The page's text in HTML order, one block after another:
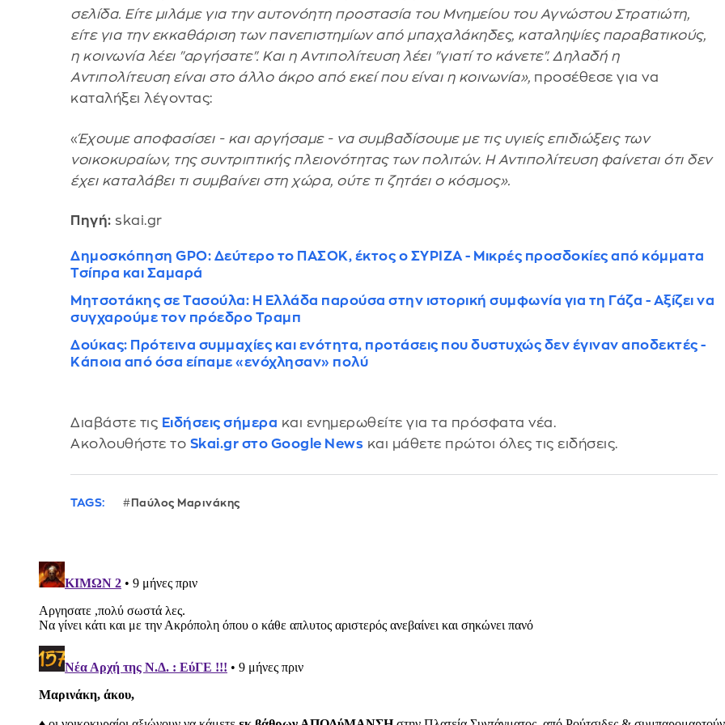
σελίδα. Είτε μιλάμε για την αυτονόητη προστασία του Μνημείου του Αγνώστου Στρατιώτη,
είτε για την εκκαθάριση των πανεπιστημίων από μπαχαλάκηδες, καταληψίες παραβατικούς,
η κοινωνία λέει "αργήσατε". Και η Αντιπολίτευση λέει "γιατί το κάνετε". Δηλαδή η
Αντιπολίτευση είναι στο άλλο άκρο από εκεί που είναι η κοινωνία», προσέθεσε για να
καταλήξει λέγοντας:
«Έχουμε αποφασίσει - και αργήσαμε - να συμβαδίσουμε με τις υγιείς επιδιώξεις των
νοικοκυραίων, της συντριπτικής πλειονότητας των πολιτών. Η Αντιπολίτευση φαίνεται ότι δεν
έχει καταλάβει τι συμβαίνει στη χώρα, ούτε τι ζητάει ο κόσμος».
Πηγή: skai.gr
Δημοσκόπηση GPO: Δεύτερο το ΠΑΣΟΚ, έκτος ο ΣΥΡΙΖΑ - Μικρές προσδοκίες από κόμματα
Τσίπρα και Σαμαρά
Μητσοτάκης σε Τασούλα: Η Ελλάδα παρούσα στην ιστορική συμφωνία για τη Γάζα - Αξίζει να
συγχαρούμε τον πρόεδρο Τραμπ
Δούκας: Πρότεινα συμμαχίες και ενότητα, προτάσεις που δυστυχώς δεν έγιναν αποδεκτές -
Κάποια από όσα είπαμε «ενόχλησαν» πολύ
Διαβάστε τις Ειδήσεις σήμερα και ενημερωθείτε για τα πρόσφατα νέα.
Ακολουθήστε το Skai.gr στο Google News και μάθετε πρώτοι όλες τις ειδήσεις.
TAGS: Παύλος Μαρινάκης